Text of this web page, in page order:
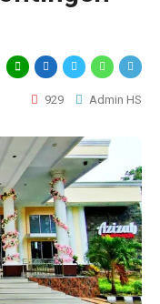
929 Admin HS